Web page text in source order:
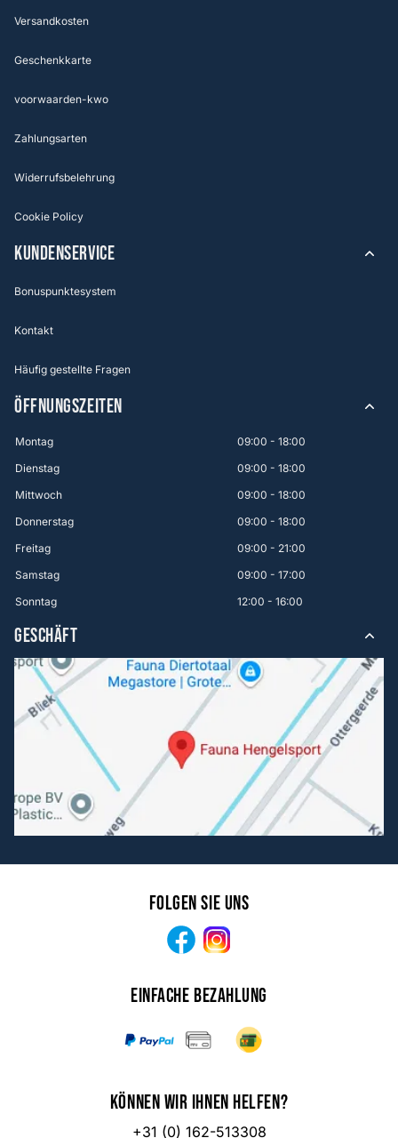
Versandkosten
Geschenkkarte
voorwaarden-kwo
Zahlungsarten
Widerrufsbelehrung
Cookie Policy
KUNDENSERVICE
Bonuspunktesystem
Kontakt
Häufig gestellte Fragen
ÖFFNUNGSZEITEN
Montag
09:00 - 18:00
Dienstag
09:00 - 18:00
Mittwoch
09:00 - 18:00
Donnerstag
09:00 - 18:00
Freitag
09:00 - 21:00
Samstag
09:00 - 17:00
Sonntag
12:00 - 16:00
GESCHÄFT
Folgen Sie uns
Facebook
Einfache Bezahlung
Können wir Ihnen helfen?
+31 (0) 162-513308